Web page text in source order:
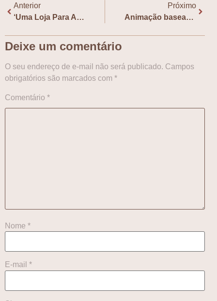
Anterior
‘Uma Loja Para Assassinos’: Data de estreia é confirmada, assista ao novo trailer
Próximo
Animação baseada em ‘Your Letter’ é indicada a prêmio de quadrinhos nos EUA
Deixe um comentário
O seu endereço de e-mail não será publicado. Campos
obrigatórios são marcados com *
Comentário *
Nome *
E-mail *